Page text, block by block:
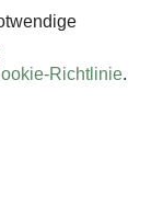
Richtlinie.